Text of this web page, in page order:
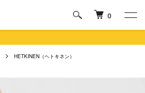
0
HETKINEN（ヘトキネン）